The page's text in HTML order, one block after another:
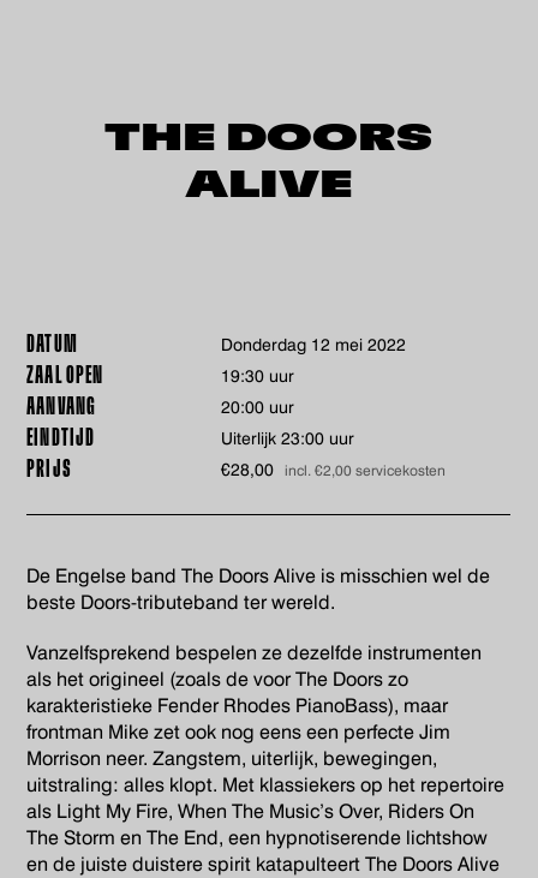
THE DOORS
ALIVE
DATUM donderdag 12 mei 2022
ZAAL OPEN 19:30 uur
AANVANG 20:00 uur
EINDTIJD Uiterlijk 23:00 uur
PRIJS €28,00 incl. €2,00 servicekosten
De Engelse band The Doors Alive is misschien wel de
beste Doors-tributeband ter wereld.
Vanzelfsprekend bespelen ze dezelfde instrumenten
als het origineel (zoals de voor The Doors zo
karakteristieke Fender Rhodes PianoBass), maar
frontman Mike zet ook nog eens een perfecte Jim
Morrison neer. Zangstem, uiterlijk, bewegingen,
uitstraling: alles klopt. Met klassiekers op het repertoire
als Light My Fire, When The Music’s Over, Riders On
The Storm en The End, een hypnotiserende lichtshow
en de juiste duistere spirit katapulteert The Doors Alive